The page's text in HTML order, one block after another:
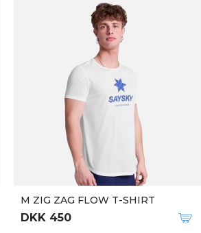
M ZIG ZAG FLOW T-SHIRT
DKK 450